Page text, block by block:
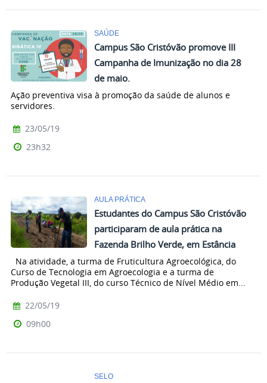
SAÚDE
Campus São Cristóvão promove III
Campanha de Imunização no dia 28
de maio.
Ação preventiva visa à promoção da saúde de alunos e
servidores.
23/05/19
23h32
AULA PRÁTICA
Estudantes do Campus São Cristóvão
participaram de aula prática na
Fazenda Brilho Verde, em Estância
Na atividade, a turma de Fruticultura Agroecológica, do
Curso de Tecnologia em Agroecologia e a turma de
Produção Vegetal III, do curso Técnico de Nível Médio em...
22/05/19
09h00
SELO